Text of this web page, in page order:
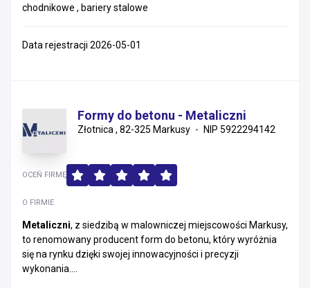
chodnikowe , bariery stalowe
Data rejestracji 2026-05-01
Formy do betonu - Metaliczni
Złotnica , 82-325 Markusy NIP 5922294142
O FIRMIE
Metaliczni, z siedzibą w malowniczej miejscowości Markusy,
to renomowany producent form do betonu, który wyróżnia
się na rynku dzięki swojej innowacyjności i precyzji
wykonania....
OCEŃ FIRMĘ